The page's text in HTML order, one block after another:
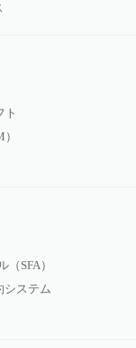
ト
SFA）
システム